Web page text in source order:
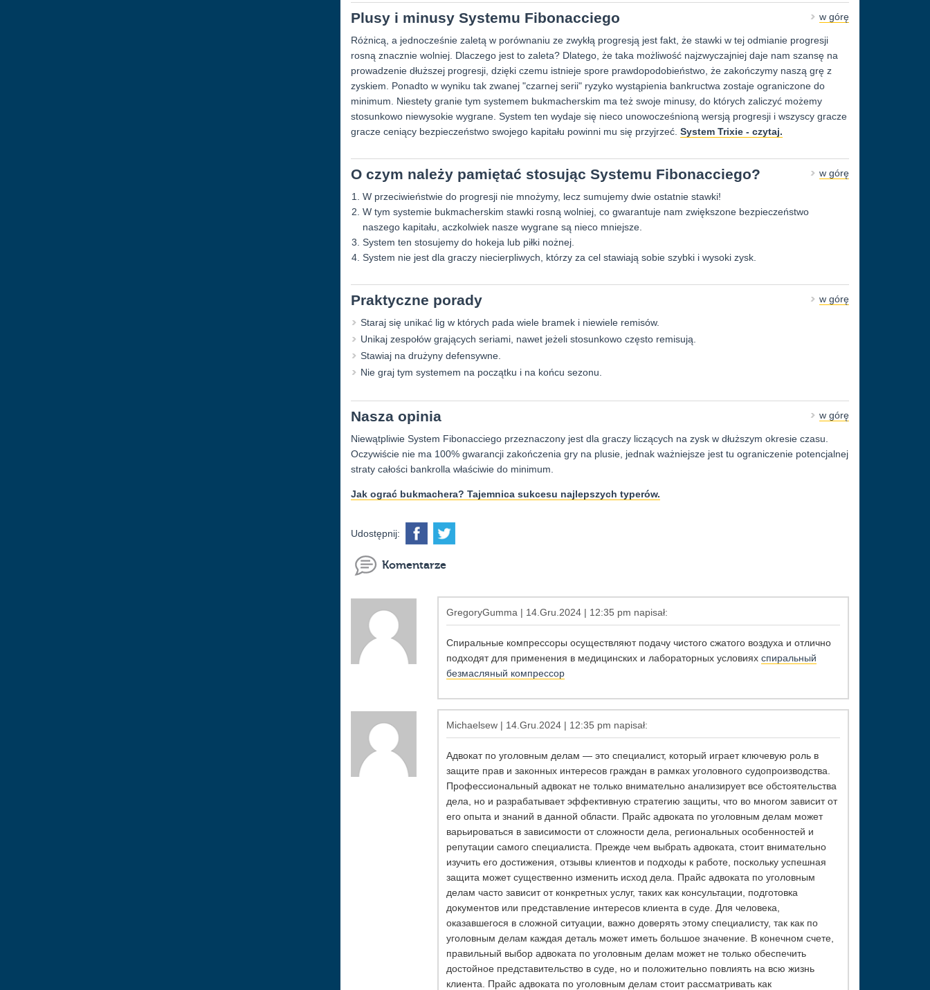
w górę
Plusy i minusy Systemu Fibonacciego
Różnicą, a jednocześnie zaletą w porównaniu ze zwykłą progresją jest fakt, że stawki w tej odmianie progresji
rosną znacznie wolniej. Dlaczego jest to zaleta? Dlatego, że taka możliwość najzwyczajniej daje nam szansę na
prowadzenie dłuższej progresji, dzięki czemu istnieje spore prawdopodobieństwo, że zakończymy naszą grę z
zyskiem. Ponadto w wyniku tak zwanej "czarnej serii" ryzyko wystąpienia bankructwa zostaje ograniczone do
minimum. Niestety granie tym systemem bukmacherskim ma też swoje minusy, do których zaliczyć możemy
stosunkowo niewysokie wygrane. System ten wydaje się nieco unowocześnioną wersją progresji i wszyscy gracze
gracze ceniący bezpieczeństwo swojego kapitału powinni mu się przyjrzeć. System Trixie - czytaj.
w górę
O czym należy pamiętać stosując Systemu Fibonacciego?
W przeciwieństwie do progresji nie mnożymy, lecz sumujemy dwie ostatnie stawki!
W tym systemie bukmacherskim stawki rosną wolniej, co gwarantuje nam zwiększone bezpieczeństwo
naszego kapitału, aczkolwiek nasze wygrane są nieco mniejsze.
System ten stosujemy do hokeja lub piłki nożnej.
System nie jest dla graczy niecierpliwych, którzy za cel stawiają sobie szybki i wysoki zysk.
w górę
Praktyczne porady
Staraj się unikać lig w których pada wiele bramek i niewiele remisów.
Unikaj zespołów grających seriami, nawet jeżeli stosunkowo często remisują.
Stawiaj na drużyny defensywne.
Nie graj tym systemem na początku i na końcu sezonu.
w górę
Nasza opinia
Niewątpliwie System Fibonacciego przeznaczony jest dla graczy liczących na zysk w dłuższym okresie czasu.
Oczywiście nie ma 100% gwarancji zakończenia gry na plusie, jednak ważniejsze jest tu ograniczenie potencjalnej
straty całości bankrolla właściwie do minimum.
Jak ograć bukmachera? Tajemnica sukcesu najlepszych typerów.
Udostępnij:
Komentarze
GregoryGumma | 14.Gru.2024 | 12:35 pm napisał:
Спиральные компрессоры осуществляют подачу чистого сжатого воздуха и отлично
подходят для применения в медицинских и лабораторных условиях спиральный
безмасляный компрессор
Michaelsew | 14.Gru.2024 | 12:35 pm napisał:
Адвокат по уголовным делам — это специалист, который играет ключевую роль в
защите прав и законных интересов граждан в рамках уголовного судопроизводства.
Профессиональный адвокат не только внимательно анализирует все обстоятельства
дела, но и разрабатывает эффективную стратегию защиты, что во многом зависит от
его опыта и знаний в данной области. Прайс адвоката по уголовным делам может
варьироваться в зависимости от сложности дела, региональных особенностей и
репутации самого специалиста. Прежде чем выбрать адвоката, стоит внимательно
изучить его достижения, отзывы клиентов и подходы к работе, поскольку успешная
защита может существенно изменить исход дела. Прайс адвоката по уголовным
делам часто зависит от конкретных услуг, таких как консультации, подготовка
документов или представление интересов клиента в суде. Для человека,
оказавшегося в сложной ситуации, важно доверять этому специалисту, так как по
уголовным делам каждая деталь может иметь большое значение. В конечном счете,
правильный выбор адвоката по уголовным делам может не только обеспечить
достойное представительство в суде, но и положительно повлиять на всю жизнь
клиента. Прайс адвоката по уголовным делам стоит рассматривать как